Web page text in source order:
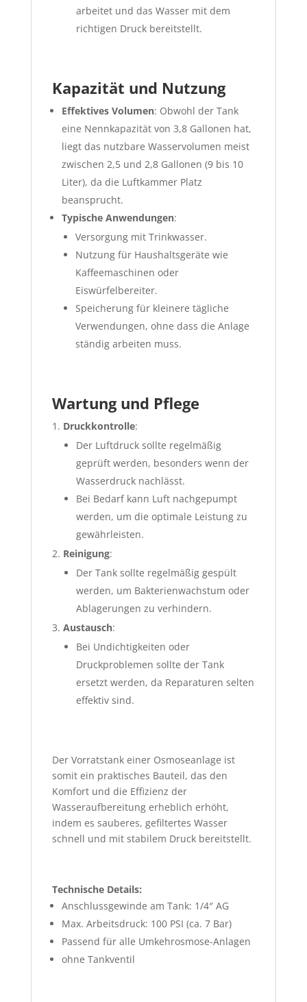
arbeitet und das Wasser mit dem
richtigen Druck bereitstellt.
Kapazität und Nutzung
Effektives Volumen: Obwohl der Tank
eine Nennkapazität von 3,8 Gallonen hat,
liegt das nutzbare Wasservolumen meist
zwischen 2,5 und 2,8 Gallonen (9 bis 10
Liter), da die Luftkammer Platz
beansprucht.
Typische Anwendungen:
Versorgung mit Trinkwasser.
Nutzung für Haushaltsgeräte wie
Kaffeemaschinen oder
Eiswürfelbereiter.
Speicherung für kleinere tägliche
Verwendungen, ohne dass die Anlage
ständig arbeiten muss.
Wartung und Pflege
Druckkontrolle:
Der Luftdruck sollte regelmäßig
geprüft werden, besonders wenn der
Wasserdruck nachlässt.
Bei Bedarf kann Luft nachgepumpt
werden, um die optimale Leistung zu
gewährleisten.
Reinigung:
Der Tank sollte regelmäßig gespült
werden, um Bakterienwachstum oder
Ablagerungen zu verhindern.
Austausch:
Bei Undichtigkeiten oder
Druckproblemen sollte der Tank
ersetzt werden, da Reparaturen selten
effektiv sind.
Der Vorratstank einer Osmoseanlage ist
somit ein praktisches Bauteil, das den
Komfort und die Effizienz der
Wasseraufbereitung erheblich erhöht,
indem es sauberes, gefiltertes Wasser
schnell und mit stabilem Druck bereitstellt.
Technische Details:
Anschlussgewinde am Tank: 1/4″ AG
Max. Arbeitsdruck: 100 PSI (ca. 7 Bar)
Passend für alle Umkehrosmose-Anlagen
ohne Tankventil